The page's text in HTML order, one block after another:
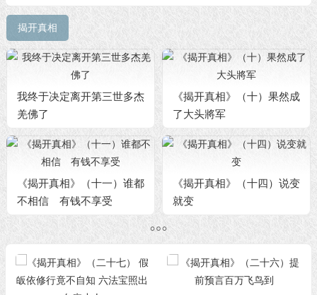
揭开真相
我终于决定离开第三世多杰
羌佛了
《揭开真相》（十）果然成
了大头將军
《揭开真相》（十一）谁都
不相信 有钱不享受
《揭开真相》（十四）说变
就变